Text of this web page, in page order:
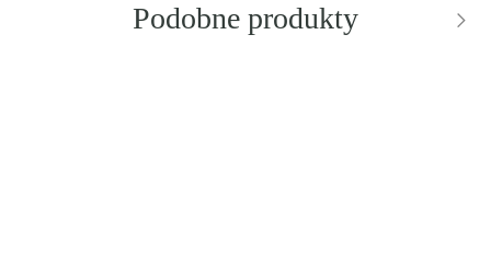
Podobne produkty